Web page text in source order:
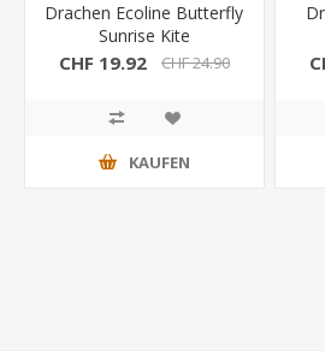
Drachen Ecoline Butterfly
Sunrise Kite
CHF 19.92 CHF 24.90
KAUFEN